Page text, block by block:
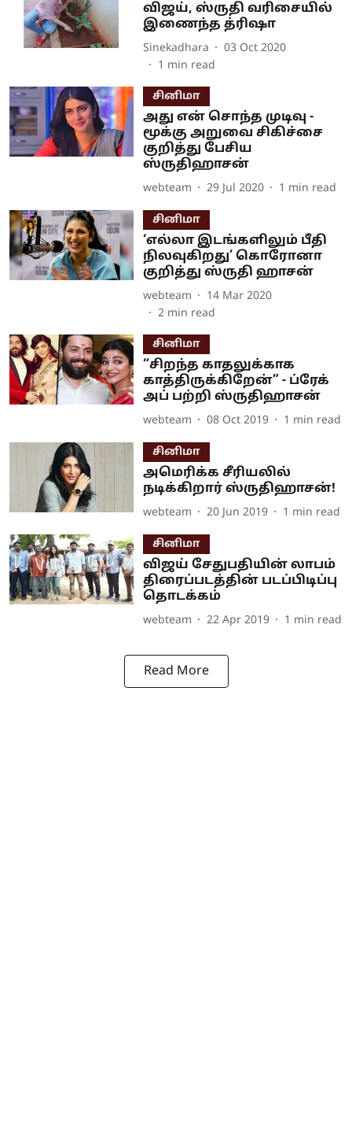
விஜய், ஸ்ருதி வரிசையில்
இணைந்த த்ரிஷா
Sinekadhara
03 Oct 2020
1 min read
சினிமா
அது என் சொந்த முடிவு -
மூக்கு அறுவை சிகிச்சை
குறித்து பேசிய
ஸ்ருதிஹாசன்
webteam 29 Jul 2020 1 min read
சினிமா
‘எல்லா இடங்களிலும் பீதி
நிலவுகிறது’ கொரோனா
குறித்து ஸ்ருதி ஹாசன்
webteam
14 Mar 2020
2 min read
சினிமா
“சிறந்த காதலுக்காக
காத்திருக்கிறேன்” - ப்ரேக்
அப் பற்றி ஸ்ருதிஹாசன்
webteam 08 Oct 2019 1 min read
சினிமா
அமெரிக்க சீரியலில்
நடிக்கிறார் ஸ்ருதிஹாசன்!
webteam 20 Jun 2019 1 min read
சினிமா
விஜய் சேதுபதியின் லாபம்
திரைப்படத்தின் படப்பிடிப்பு
தொடக்கம்
webteam 22 Apr 2019 1 min read
Read More